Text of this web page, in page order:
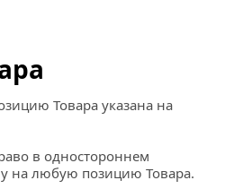
Товара указана на
в одностороннем
на любую позицию Товара.